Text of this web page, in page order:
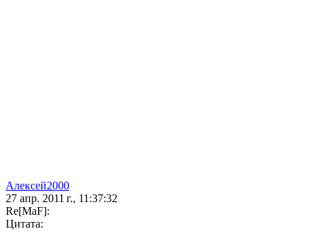
Алексей2000
27 апр. 2011 г., 11:37:32
Re[MaF]:
Цитата: